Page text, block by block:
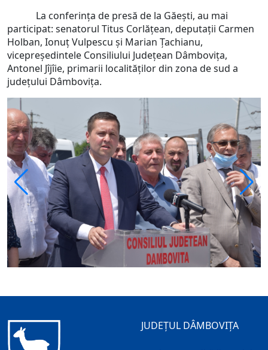
La conferința de presă de la Găești, au mai
participat: senatorul Titus Corlățean, deputații Carmen
Holban, Ionuț Vulpescu și Marian Țachianu,
vicepreședintele Consiliului Județean Dâmbovița,
Antonel Jîjîie, primarii localităților din zona de sud a
județului Dâmbovița.
JUDEȚUL DÂMBOVIȚA